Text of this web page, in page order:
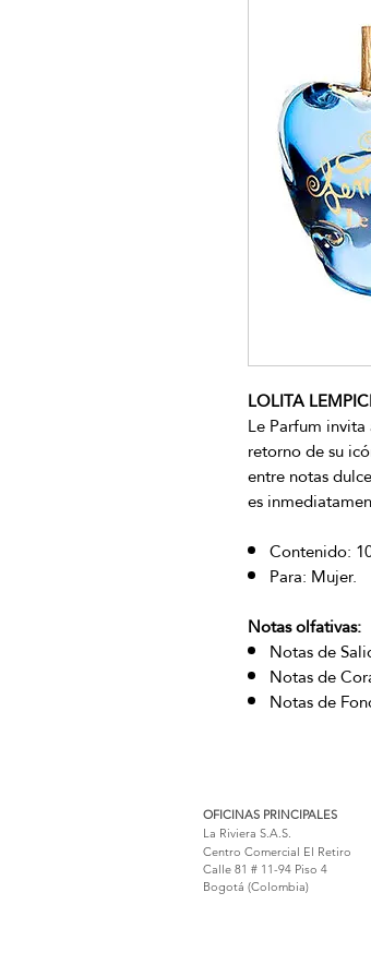
LOLITA
Le Parfum
retorno de su
entre notas
es
Contenido:
Para: Mujer.
Notas olfativas:
Notas de
Notas de
Notas de
OFICINAS PRINCIPALES
La Riviera S.A.S.
Centro Comercial El Retiro
Calle 81 # 11-94 Piso 4
Bogotá (Colombia)